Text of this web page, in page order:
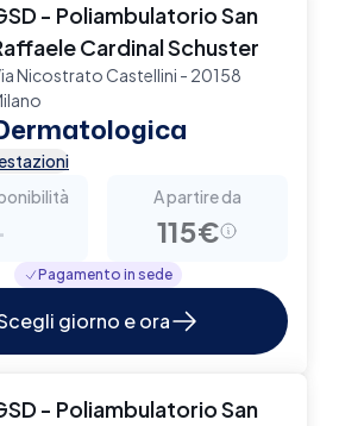
- Poliambulatorio San
Cardinal Schuster
Nicostrato Castellini - 20158
A partire da
115€
Pagamento in sede
giorno e ora
- Poliambulatorio San